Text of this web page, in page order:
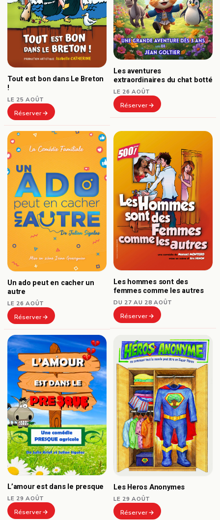
Tout est bon dans Le Breton
!
LE 25 AOÛT
Réserver
Les aventures
extraordinaires du chat botté
LE 26 AOÛT
Réserver
Un ado peut en cacher un
autre
LE 26 AOÛT
Réserver
Les hommes sont des
femmes comme les autres
DU 27 AU 28 AOÛT
Réserver
L’amour est dans le presque
LE 29 AOÛT
Réserver
Les Heros Anonymes
LE 29 AOÛT
Réserver